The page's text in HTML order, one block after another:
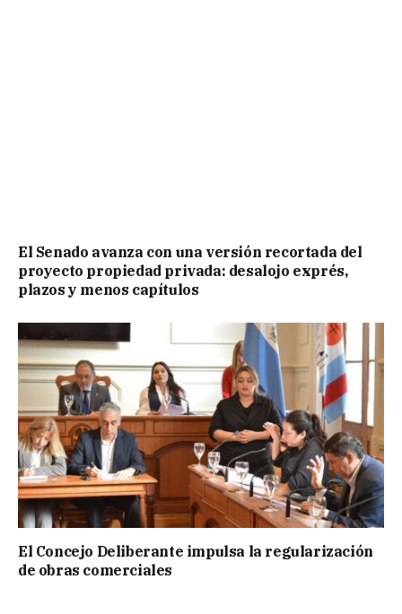
El Senado avanza con una versión recortada del
proyecto propiedad privada: desalojo exprés,
plazos y menos capítulos
El Concejo Deliberante impulsa la regularización
de obras comerciales